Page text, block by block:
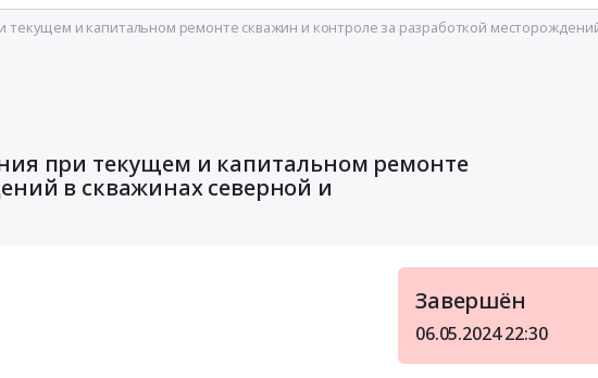
и капитальном ремонте скважин и контроле за разработкой
при текущем и капитальном ремонте
в скважинах северной и
Завершён
06.05.2024 22:30